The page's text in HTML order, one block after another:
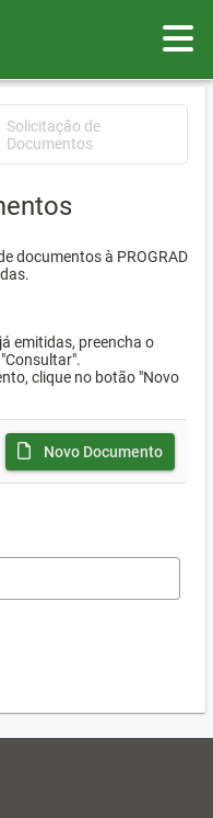
Solicitação de
Documentos
documentos à PROGRAD
emitidas, preencha o
clique no botão "Novo
Novo Documento